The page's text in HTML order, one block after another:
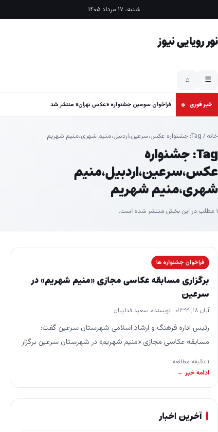
شنبه، ۱۷ مرداد ۱۴۰۵
نور رویایی نیوز
☰
⌕
خبر فوری فراخوان سومین جشنواره «عکس تهران» منتشر شد
خانه / Tag: جشنواره عکس،سرعین،اردبیل،منیم شهری،منیم شهریم
Tag: جشنواره
عکس،سرعین،اردبیل،منیم
شهری،منیم شهریم
۱ مطلب در این بخش منتشر شده است.
فراخوان جشنواره ها
برگزاری مسابقه عکاسی مجازی «منیم شهریم» در
سرعین
آبان ۱۸, ۱۳۹۹ نویسنده: سعید فداییان
رئیس اداره فرهنگ و ارشاد اسلامی شهرستان سرعین گفت:
مسابقه عکاسی مجازی «منیم شهریم» در شهرستان سرعین برگزار
می‌شود. به گزارش خبرگزاری فارس از اردبیل، ولی… ۱ دقیقه مطالعه
ادامه خبر ←
آخرین اخبار